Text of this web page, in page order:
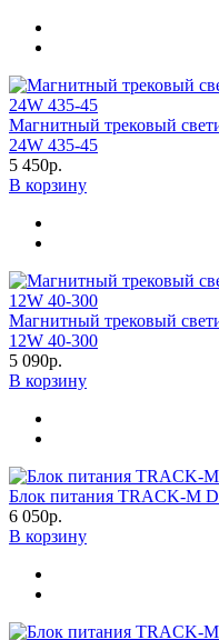
Магнитный трековый
24W 435-45
5 450р.
В корзину
Магнитный трековый
12W 40-300
5 090р.
В корзину
Блок питания TRACK-M
6 050р.
В корзину